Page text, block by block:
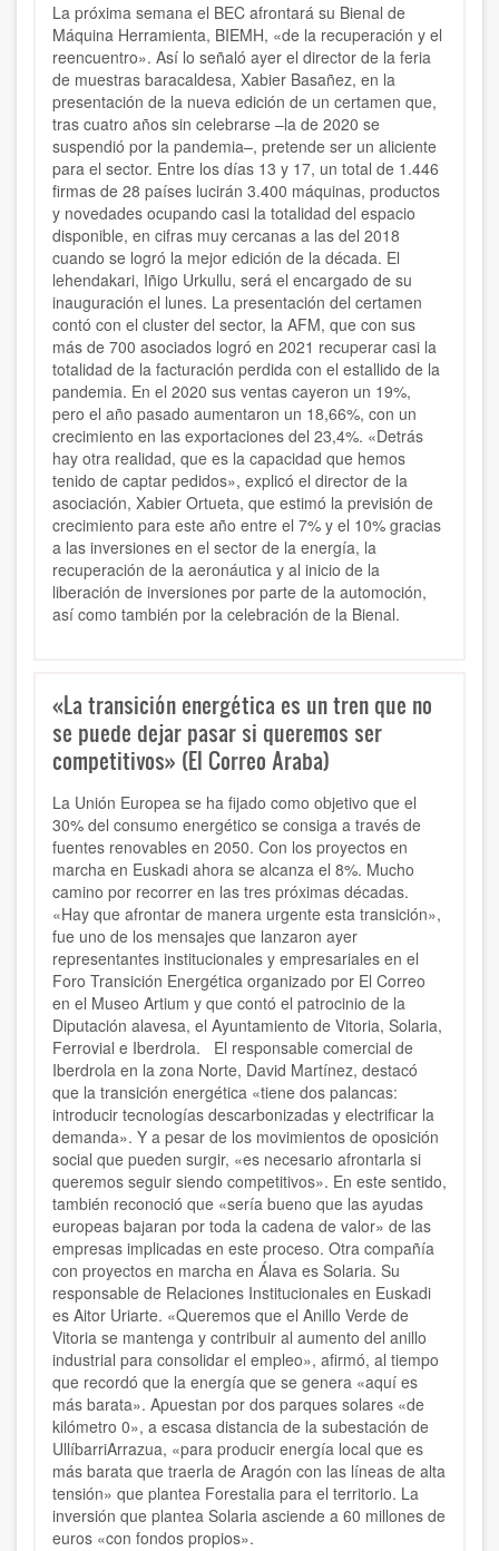
La próxima semana el BEC afrontará su Bienal de
Máquina Herramienta, BIEMH, «de la recuperación y el
reencuentro». Así lo señaló ayer el director de la feria
de muestras baracaldesa, Xabier Basañez, en la
presentación de la nueva edición de un certamen que,
tras cuatro años sin celebrarse –la de 2020 se
suspendió por la pandemia–, pretende ser un aliciente
para el sector. Entre los días 13 y 17, un total de 1.446
firmas de 28 países lucirán 3.400 máquinas, productos
y novedades ocupando casi la totalidad del espacio
disponible, en cifras muy cercanas a las del 2018
cuando se logró la mejor edición de la década. El
lehendakari, Iñigo Urkullu, será el encargado de su
inauguración el lunes. La presentación del certamen
contó con el cluster del sector, la AFM, que con sus
más de 700 asociados logró en 2021 recuperar casi la
totalidad de la facturación perdida con el estallido de la
pandemia. En el 2020 sus ventas cayeron un 19%,
pero el año pasado aumentaron un 18,66%, con un
crecimiento en las exportaciones del 23,4%. «Detrás
hay otra realidad, que es la capacidad que hemos
tenido de captar pedidos», explicó el director de la
asociación, Xabier Ortueta, que estimó la previsión de
crecimiento para este año entre el 7% y el 10% gracias
a las inversiones en el sector de la energía, la
recuperación de la aeronáutica y al inicio de la
liberación de inversiones por parte de la automoción,
así como también por la celebración de la Bienal.
«La transición energética es un tren que no
se puede dejar pasar si queremos ser
competitivos» (El Correo Araba)
La Unión Europea se ha fijado como objetivo que el
30% del consumo energético se consiga a través de
fuentes renovables en 2050. Con los proyectos en
marcha en Euskadi ahora se alcanza el 8%. Mucho
camino por recorrer en las tres próximas décadas.
«Hay que afrontar de manera urgente esta transición»,
fue uno de los mensajes que lanzaron ayer
representantes institucionales y empresariales en el
Foro Transición Energética organizado por El Correo
en el Museo Artium y que contó el patrocinio de la
Diputación alavesa, el Ayuntamiento de Vitoria, Solaria,
Ferrovial e Iberdrola. El responsable comercial de
Iberdrola en la zona Norte, David Martínez, destacó
que la transición energética «tiene dos palancas:
introducir tecnologías descarbonizadas y electrificar la
demanda». Y a pesar de los movimientos de oposición
social que pueden surgir, «es necesario afrontarla si
queremos seguir siendo competitivos». En este sentido,
también reconoció que «sería bueno que las ayudas
europeas bajaran por toda la cadena de valor» de las
empresas implicadas en este proceso. Otra compañía
con proyectos en marcha en Álava es Solaria. Su
responsable de Relaciones Institucionales en Euskadi
es Aitor Uriarte. «Queremos que el Anillo Verde de
Vitoria se mantenga y contribuir al aumento del anillo
industrial para consolidar el empleo», afirmó, al tiempo
que recordó que la energía que se genera «aquí es
más barata». Apuestan por dos parques solares «de
kilómetro 0», a escasa distancia de la subestación de
UllíbarriArrazua, «para producir energía local que es
más barata que traerla de Aragón con las líneas de alta
tensión» que plantea Forestalia para el territorio. La
inversión que plantea Solaria asciende a 60 millones de
euros «con fondos propios».